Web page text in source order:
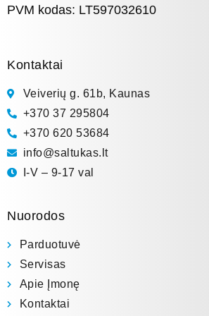
PVM kodas: LT597032610
Kontaktai
Veiverių g. 61b, Kaunas
+370 37 295804
+370 620 53684
info@saltukas.lt
I-V – 9-17 val
Nuorodos
Parduotuvė
Servisas
Apie Įmonę
Kontaktai